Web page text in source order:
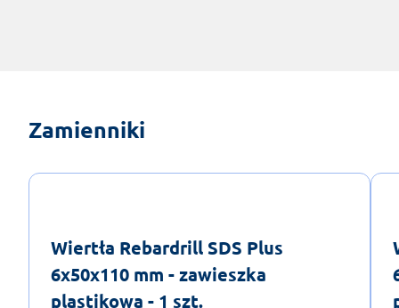
Zamienniki
Wiertła Rebardrill SDS Plus
6x50x110 mm - zawieszka
plastikowa - 1 szt.